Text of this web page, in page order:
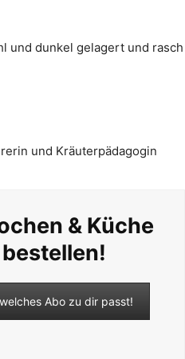
und dunkel gelagert und rasch
und Kräuterpädagogin
& Küche
Abo zu dir passt!